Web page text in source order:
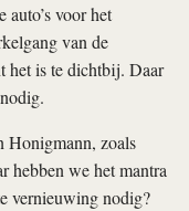
auto’s voor het
van de
het is te dichtbij. Daar
Honigmann, zoals
hebben we het mantra
vernieuwing nodig?